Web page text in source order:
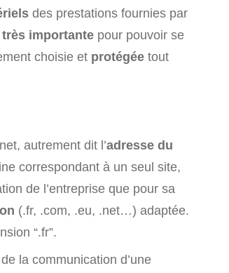
des prestations fournies par
très importante pour pouvoir se
choisie et protégée tout
autrement dit l’adresse du
correspondant à un seul site,
de l’entreprise que pour sa
(.fr, .com, .eu, .net…) adaptée.
“.fr”.
la communication d’une